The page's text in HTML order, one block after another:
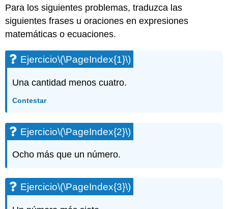
Para los siguientes problemas, traduzca las
siguientes frases u oraciones en expresiones
matemáticas o ecuaciones.
Ejercicio\(\PageIndex{1}\)
Una cantidad menos cuatro.
Contestar
Ejercicio\(\PageIndex{2}\)
Ocho más que un número.
Ejercicio\(\PageIndex{3}\)